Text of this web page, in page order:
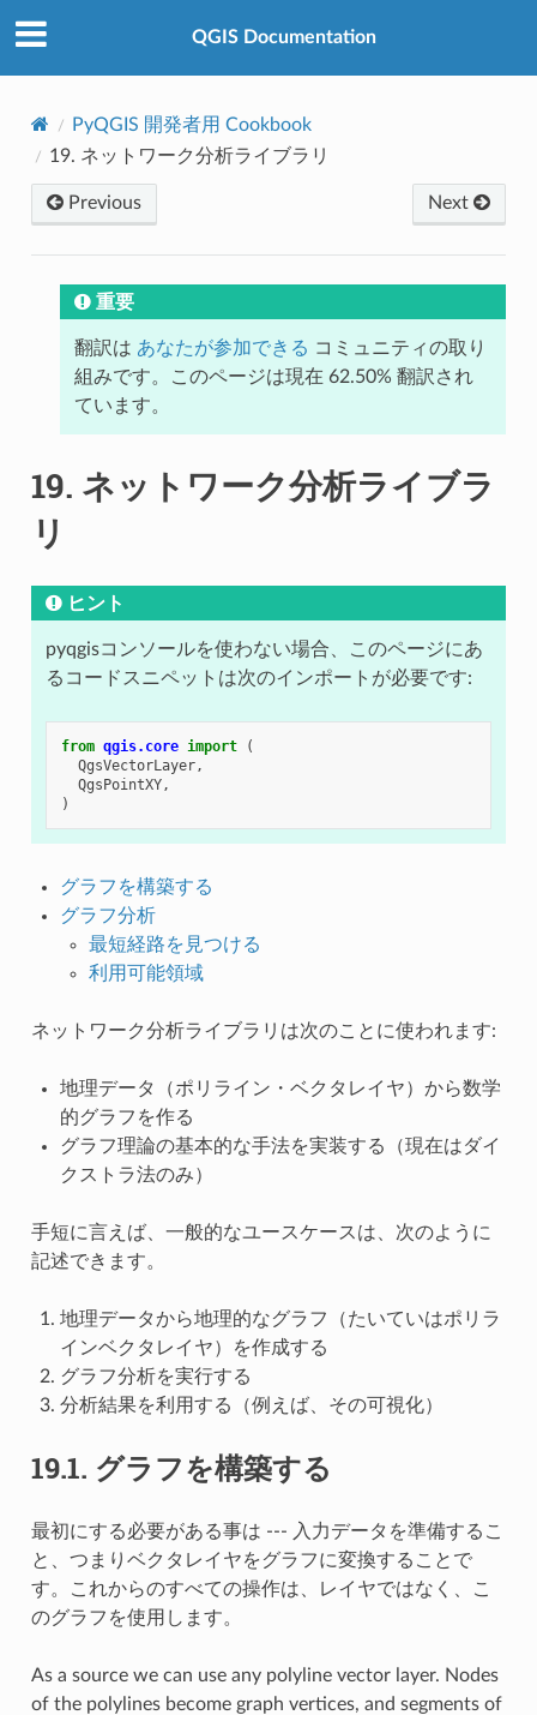
QGIS Documentation
PyQGIS 開発者用 Cookbook
19. ネットワーク分析ライブラリ
Previous Next
重要
翻訳は あなたが参加できる コミュニティの取り
組みです。このページは現在 62.50% 翻訳され
ています。
19. ネットワーク分析ライブラ
リ
ヒント
pyqgisコンソールを使わない場合、このページにあ
るコードスニペットは次のインポートが必要です:
from qgis.core import
(
QgsVectorLayer,
QgsPointXY,
)
グラフを構築する
グラフ分析
最短経路を見つける
利用可能領域
ネットワーク分析ライブラリは次のことに使われます:
地理データ（ポリライン・ベクタレイヤ）から数学
的グラフを作る
グラフ理論の基本的な手法を実装する（現在はダイ
クストラ法のみ）
手短に言えば、一般的なユースケースは、次のように
記述できます。
地理データから地理的なグラフ（たいていはポリラ
インベクタレイヤ）を作成する
グラフ分析を実行する
分析結果を利用する（例えば、その可視化）
19.1. グラフを構築する
最初にする必要がある事は --- 入力データを準備するこ
と、つまりベクタレイヤをグラフに変換することで
す。これからのすべての操作は、レイヤではなく、こ
のグラフを使用します。
As a source we can use any polyline vector layer. Nodes
of the polylines become graph vertices, and segments of